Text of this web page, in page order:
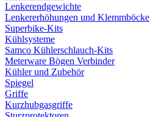
Lenkerendgewichte
Lenkererhöhungen und Klemmböcke
Superbike-Kits
Kühlsysteme
Samco Kühlerschlauch-Kits
Meterware Bögen Verbinder
Kühler und Zubehör
Spiegel
Griffe
Kurzhubgasgriffe